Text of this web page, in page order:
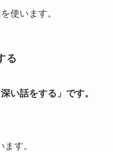
使います。
る
い話をする」です。
す。